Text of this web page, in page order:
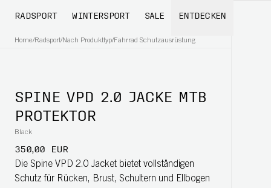
RADSPORT WINTERSPORT SALE ENTDECKEN
Home/Radsport/Nach Produkttyp/Fahrrad Schutzausrüstung
SPINE VPD 2.0 JACKE MTB
PROTEKTOR
Black
350,00 EUR
Die Spine VPD 2.0 Jacket bietet vollständigen
Schutz für Rücken, Brust, Schultern und Ellbogen